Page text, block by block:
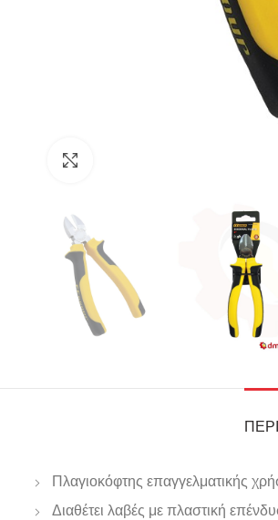
Πλαγιοκόφτης επαγγελματικής
Διαθέτει λαβές με πλαστική